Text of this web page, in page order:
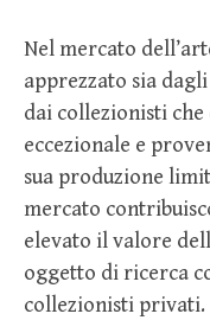
Nel mercato
apprezzato sia
dai collezionisti
eccezionale e
sua produzione
mercato
elevato il valore
oggetto di ricerca
collezionisti privati.